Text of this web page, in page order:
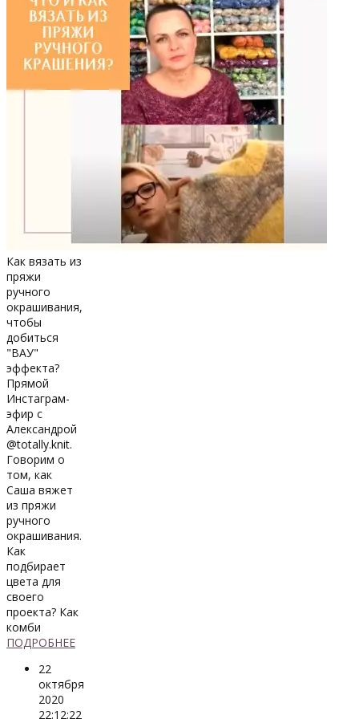
Как вязать из
пряжи
ручного
окрашивания,
чтобы
добиться
"ВАУ"
эффекта?
Прямой
Инстаграм-
эфир с
Александрой
@totally.knit.
Говорим о
том, как
Саша вяжет
из пряжи
ручного
окрашивания.
Как
подбирает
цвета для
своего
проекта? Как
комби
ПОДРОБНЕЕ
22
октября
2020
22:12:22